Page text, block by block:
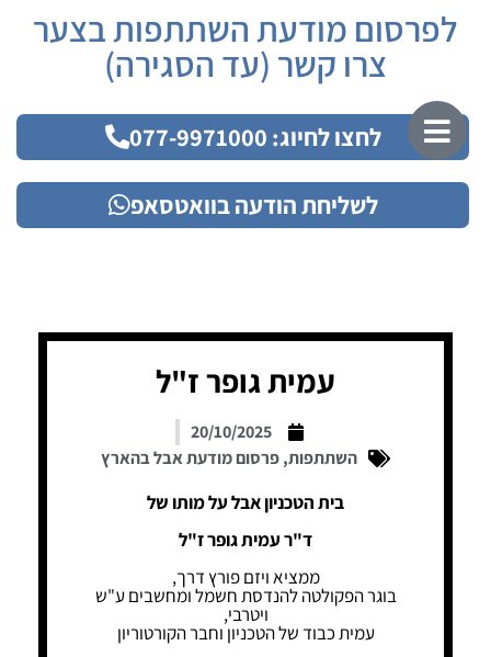
לפרסום מודעת השתתפות בצער
צרו קשר (עד הסגירה)
לחצו לחיוג: 077-9971000
לשליחת הודעה בוואטסאפ
עמית גופר ז"ל
20/10/2025
השתתפות,פרסום מודעת אבל בהארץ
בית הטכניון אבל על מותו של
ד"ר עמית גופר ז"ל
ממציא ויזם פורץ דרך,
בוגר הפקולטה להנדסת חשמל ומחשבים ע"ש
ויטרבי,
עמית כבוד של הטכניון וחבר הקורטוריון